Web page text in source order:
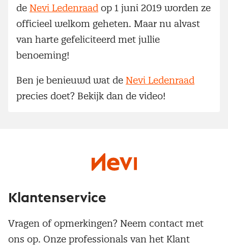
de Nevi Ledenraad op 1 juni 2019 worden ze
officieel welkom geheten. Maar nu alvast
van harte gefeliciteerd met jullie
benoeming!
Ben je benieuwd wat de Nevi Ledenraad
precies doet? Bekijk dan de video!
Klantenservice
Vragen of opmerkingen? Neem contact met
ons op. Onze professionals van het Klant